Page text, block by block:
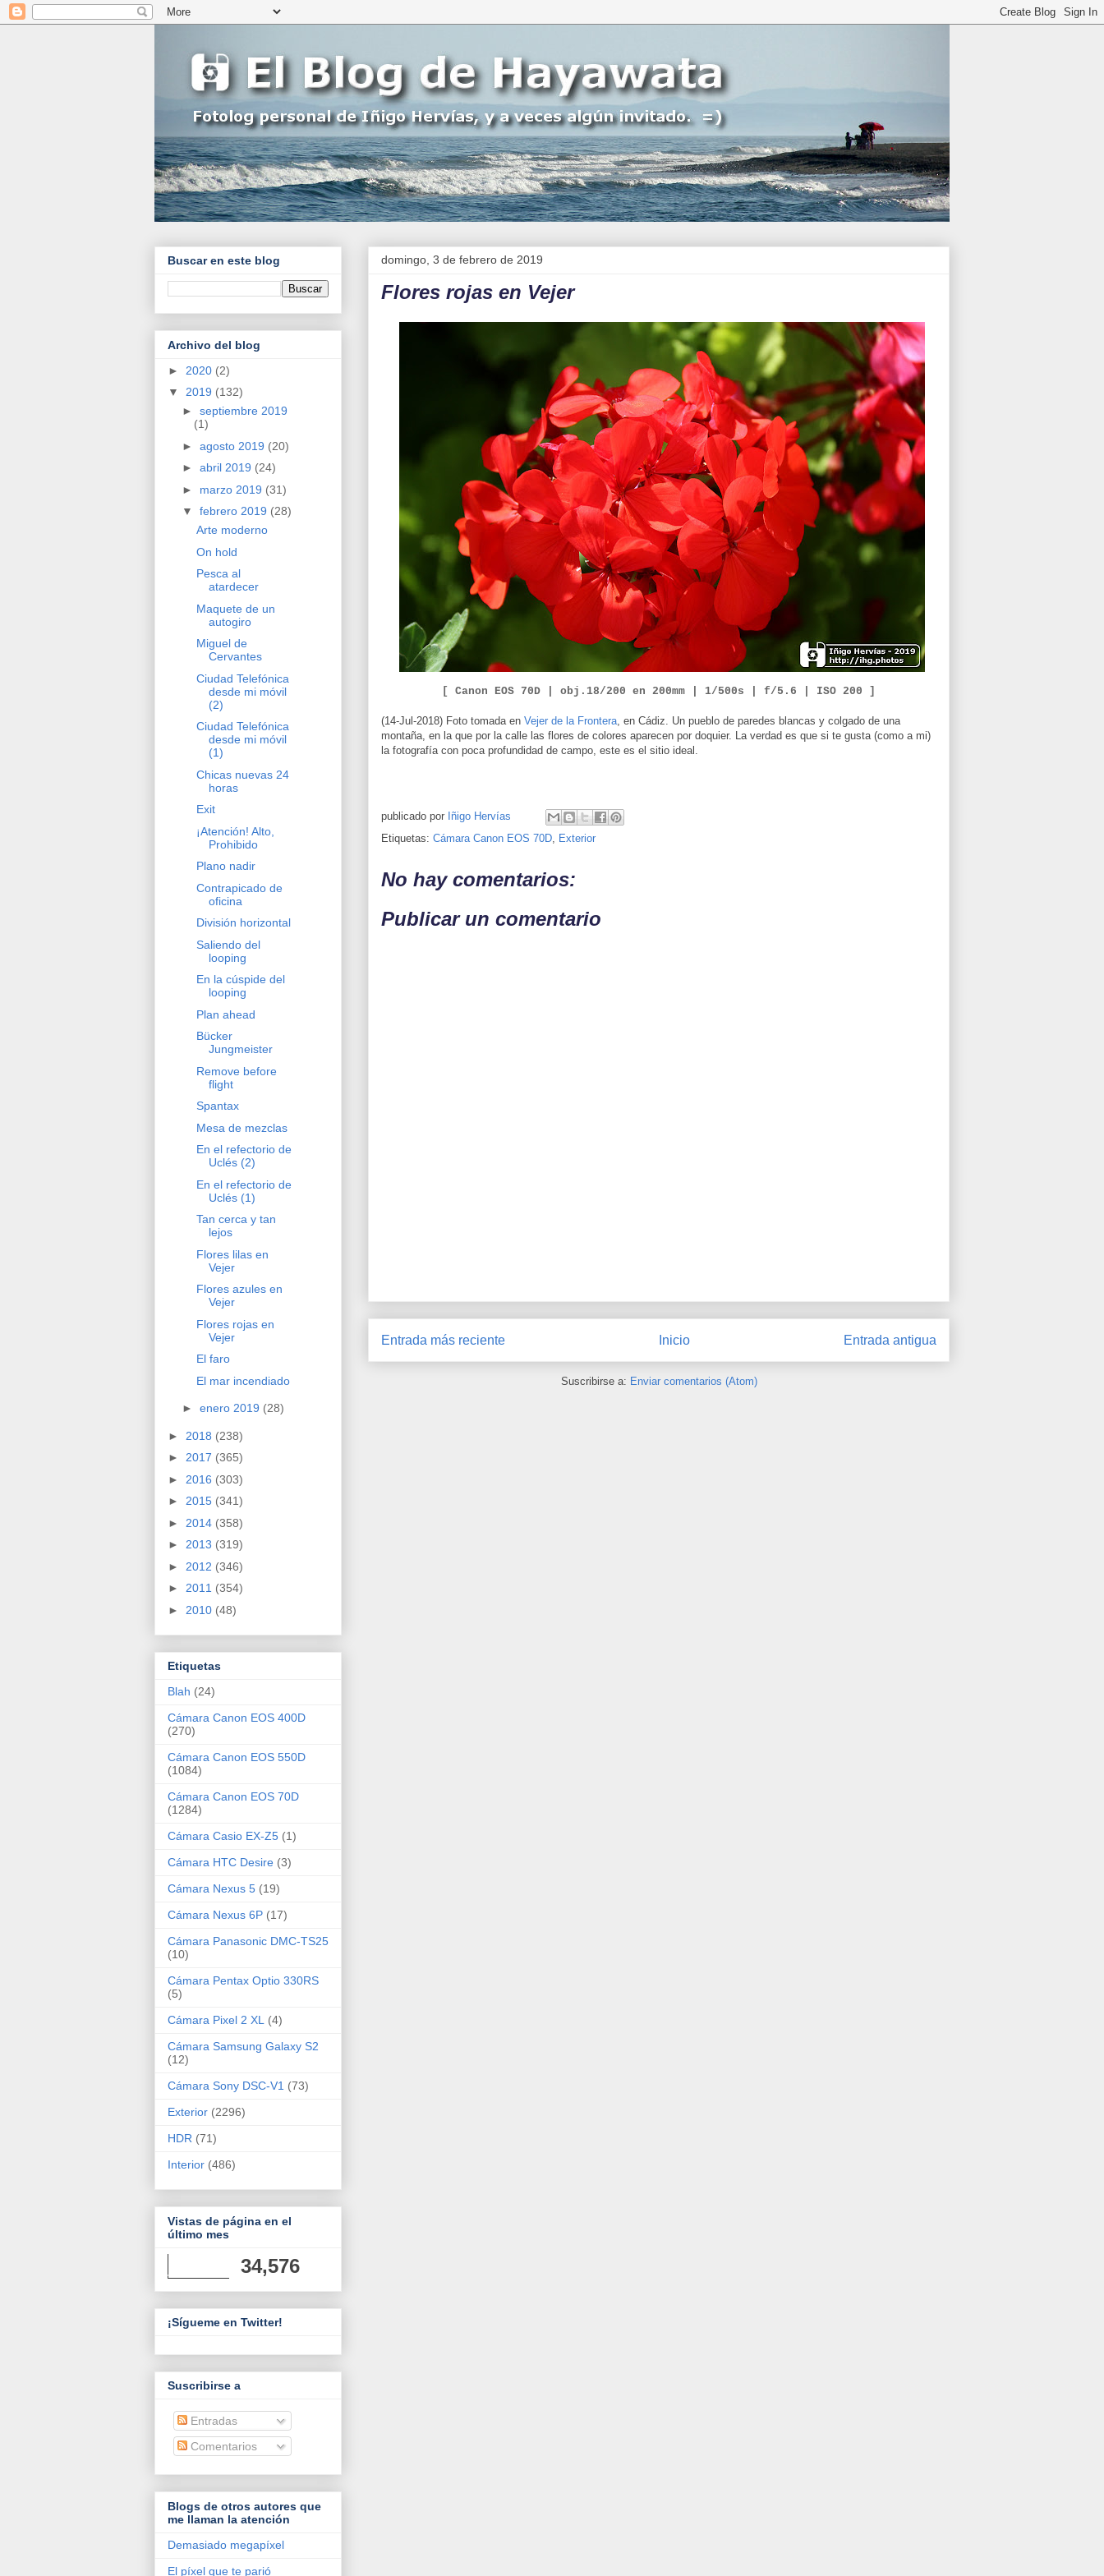
domingo, 3 de febrero de 2019
Flores rojas en Vejer
[ Canon EOS 70D | obj. 18/200 en 200mm | 1/500s | f/5.6 ISO 200 ]
(14-Jul-2018) Foto tomada en Vejer de la Frontera, en Cádiz. Un pueblo de paredes blancas y colgado de una
montaña, en la que por la calle las flores de colores aparecen por doquier. La verdad es que si te gusta (como a mi)
la fotografía con poca profundidad de campo, este es el sitio ideal.
publicado por Iñigo Hervías
Etiquetas: Cámara Canon EOS 70D, Exterior
No hay comentarios:
Publicar un comentario
Entrada más reciente Entrada antigua
Inicio
Suscribirse a: Enviar comentarios (Atom)
Buscar en este blog
Archivo del blog
► 2020 (2)
▼ 2019 (132)
► septiembre 2019
(1)
► agosto 2019 (20)
► abril 2019 (24)
► marzo 2019 (31)
▼ febrero 2019 (28)
Arte moderno
On hold
Pesca al
atardecer
Maquete de un
autogiro
Miguel de
Cervantes
Ciudad Telefónica
desde mi móvil
(2)
Ciudad Telefónica
desde mi móvil
(1)
Chicas nuevas 24
horas
Exit
¡Atención! Alto,
Prohibido
Plano nadir
Contrapicado de
oficina
División horizontal
Saliendo del
looping
En la cúspide del
looping
Plan ahead
Bücker
Jungmeister
Remove before
flight
Spantax
Mesa de mezclas
En el refectorio de
Uclés (2)
En el refectorio de
Uclés (1)
Tan cerca y tan
lejos
Flores lilas en
Vejer
Flores azules en
Vejer
Flores rojas en
Vejer
El faro
El mar incendiado
► enero 2019 (28)
► 2018 (238)
► 2017 (365)
► 2016 (303)
► 2015 (341)
► 2014 (358)
► 2013 (319)
► 2012 (346)
► 2011 (354)
► 2010 (48)
Etiquetas
Blah (24)
Cámara Canon EOS 400D
(270)
Cámara Canon EOS 550D
(1084)
Cámara Canon EOS 70D
(1284)
Cámara Casio EX-Z5 (1)
Cámara HTC Desire (3)
Cámara Nexus 5 (19)
Cámara Nexus 6P (17)
Cámara Panasonic DMC-TS25
(10)
Cámara Pentax Optio 330RS
(5)
Cámara Pixel 2 XL
(4)
Cámara Samsung Galaxy S2
(12)
Cámara Sony DSC-V1 (73)
Exterior (2296)
HDR (71)
Interior (486)
Vistas de página en el
último mes
34,576
¡Sígueme en Twitter!
Suscribirse a
Entradas
Comentarios
Blogs de otros autores que
me llaman la atención
Demasiado megapíxel
El píxel que te parió